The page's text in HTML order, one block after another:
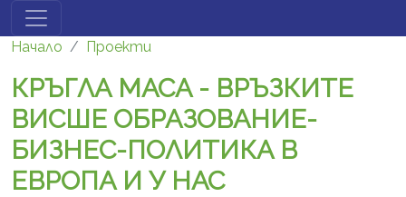
Премини към основното съдържание
Начало Проекти
КРЪГЛА МАСА - ВРЪЗКИТЕ
ВИСШЕ ОБРАЗОВАНИЕ-
БИЗНЕС-ПОЛИТИКА В
ЕВРОПА И У НАС